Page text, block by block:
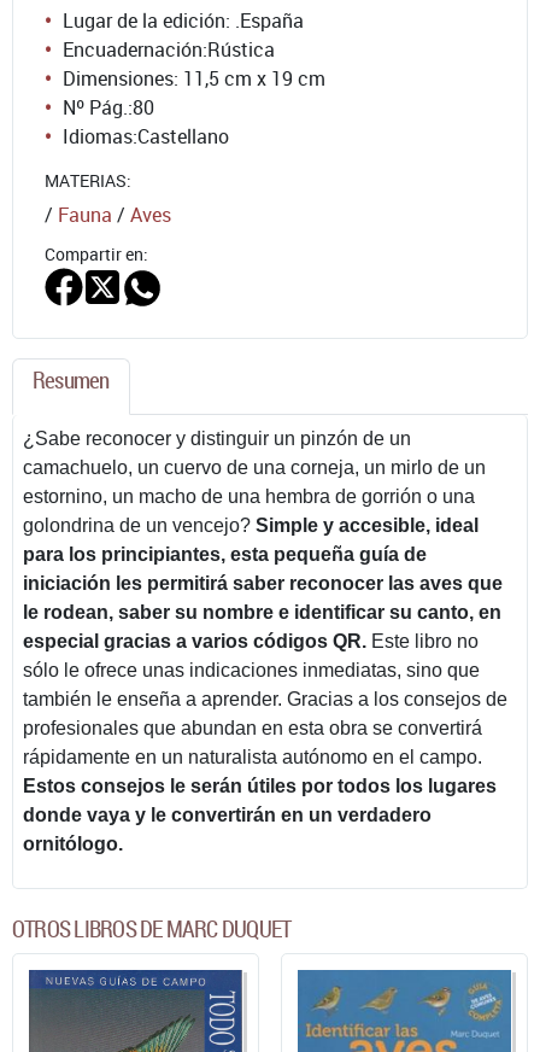
Lugar de la edición: .España
Encuadernación:Rústica
Dimensiones: 11,5 cm x 19 cm
Nº Pág.:80
Idiomas:Castellano
MATERIAS:
/ Fauna / Aves
Compartir en:
Resumen
¿Sabe reconocer y distinguir un pinzón de un
camachuelo, un cuervo de una corneja, un mirlo de un
estornino, un macho de una hembra de gorrión o una
golondrina de un vencejo? Simple y accesible, ideal
para los principiantes, esta pequeña guía de
iniciación les permitirá saber reconocer las aves que
le rodean, saber su nombre e identificar su canto, en
especial gracias a varios códigos QR. Este libro no
sólo le ofrece unas indicaciones inmediatas, sino que
también le enseña a aprender. Gracias a los consejos de
profesionales que abundan en esta obra se convertirá
rápidamente en un naturalista autónomo en el campo.
Estos consejos le serán útiles por todos los lugares
donde vaya y le convertirán en un verdadero
ornitólogo.
OTROS LIBROS DE MARC DUQUET